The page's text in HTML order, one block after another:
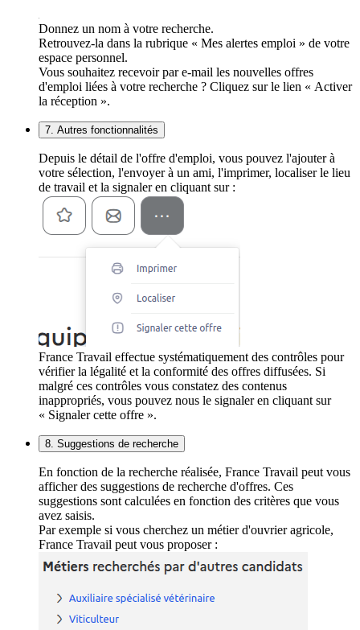
Donnez un nom à votre recherche.
Retrouvez-la dans la rubrique « Mes alertes emploi » de votre
espace personnel.
Vous souhaitez recevoir par e-mail les nouvelles offres
d'emploi liées à votre recherche ? Cliquez sur le lien « Activer
la réception ».
7. Autres fonctionnalités
Depuis le détail de l'offre d'emploi, vous pouvez l'ajouter à
votre sélection, l'envoyer à un ami, l'imprimer, localiser le lieu
de travail et la signaler en cliquant sur :
France Travail effectue systématiquement des contrôles pour
vérifier la légalité et la conformité des offres diffusées. Si
malgré ces contrôles vous constatez des contenus
inappropriés, vous pouvez nous le signaler en cliquant sur
« Signaler cette offre ».
8. Suggestions de recherche
En fonction de la recherche réalisée, France Travail peut vous
afficher des suggestions de recherche d'offres. Ces
suggestions sont calculées en fonction des critères que vous
avez saisis.
Par exemple si vous cherchez un métier d'ouvrier agricole,
France Travail peut vous proposer :